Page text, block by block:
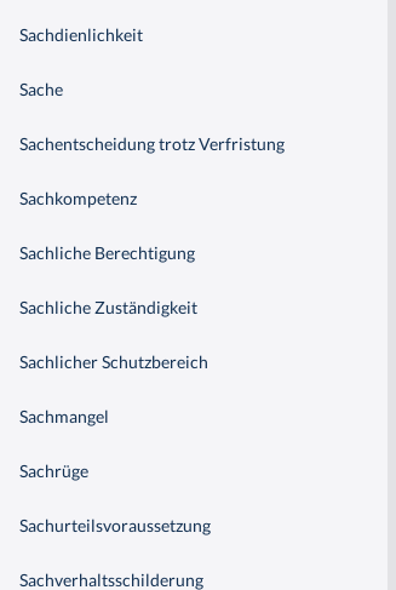
Sachdienlichkeit
Sache
Sachentscheidung trotz Verfristung
Sachkompetenz
Sachliche Berechtigung
Sachliche Zuständigkeit
Sachlicher Schutzbereich
Sachmangel
Sachrüge
Sachurteilsvoraussetzung
Sachverhaltsschilderung